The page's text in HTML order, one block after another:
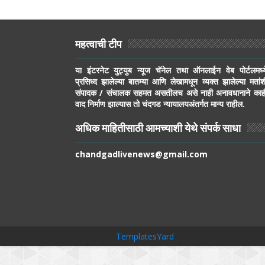
महत्वाची टीप
या इंटरनेट युट्युब न्यूज चॅनेल तथा ऑनलाईन वेब
प्रसिध्द झालेल्या बातम्या आणि लेखामधून व्यक्त झालेल्या
संपादक / संचालक सहमत असतीलच असे नाही अनावधानाने
वाद निर्माण झाल्यास तो चंदगड न्यायालयअंतर्गत मान्य राहील.
अधिक माहितीसाठी आमच्याशी येथे संपर्क साधा
chandgadlivenews@gmail.com